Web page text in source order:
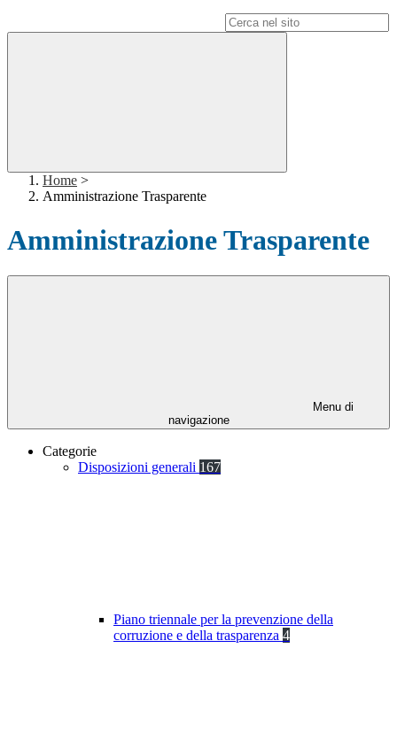
Home >
Amministrazione Trasparente
Amministrazione Trasparente
Menu di
navigazione
Categorie
Disposizioni generali 167
Piano triennale per la prevenzione della
corruzione e della trasparenza 4